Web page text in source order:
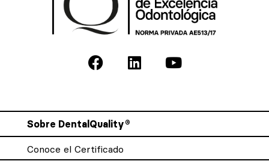
Sobre DentalQuality®
Conoce el Certificado